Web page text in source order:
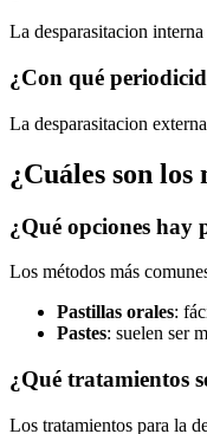
La desparasitacion
¿Con qué
La desparasitacion
¿Cuáles son
¿Qué opciones hay
Los métodos más
Pastillas orales:
Pastes: suelen ser
¿Qué tratamientos
Los tratamientos para la